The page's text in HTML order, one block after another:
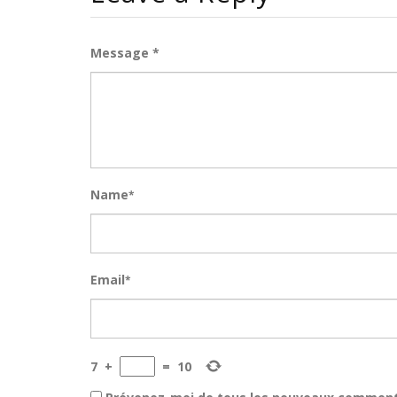
Message *
Name*
Email*
7 + = 10